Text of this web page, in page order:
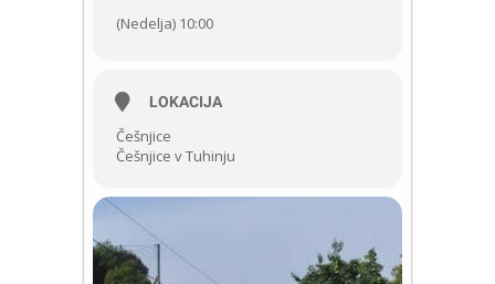
(Nedelja) 10:00
LOKACIJA
Češnjice
Češnjice v Tuhinju